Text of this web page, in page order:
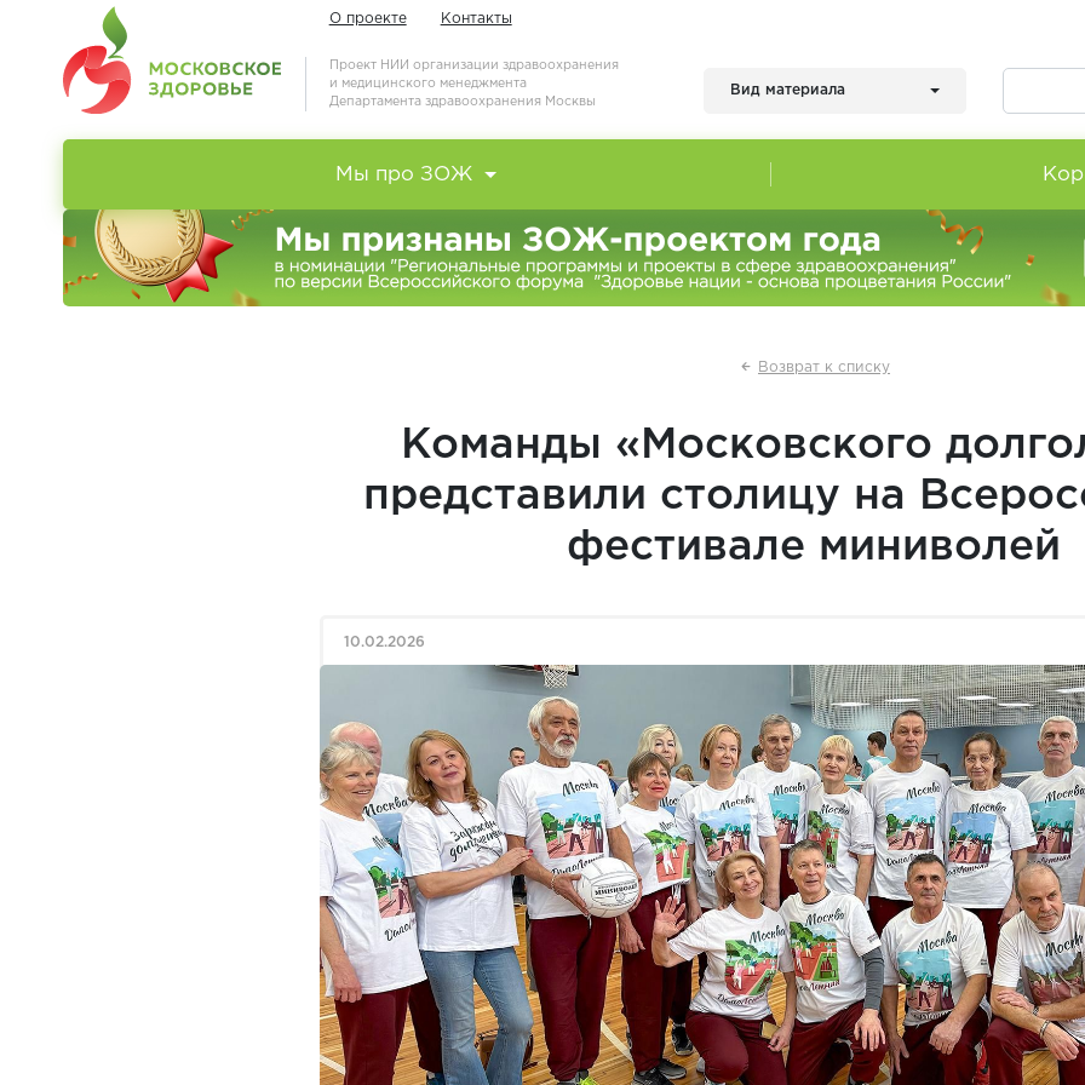
Проект НИИ организации здравоохранения
и медицинского менеджмента
Департамента здравоохранения Москвы
О проекте Контакты
Вид материала
Мы про ЗОЖ
Возврат к списку
Команды «Московского
представили столицу на
фестивале миниволей
10.02.2026